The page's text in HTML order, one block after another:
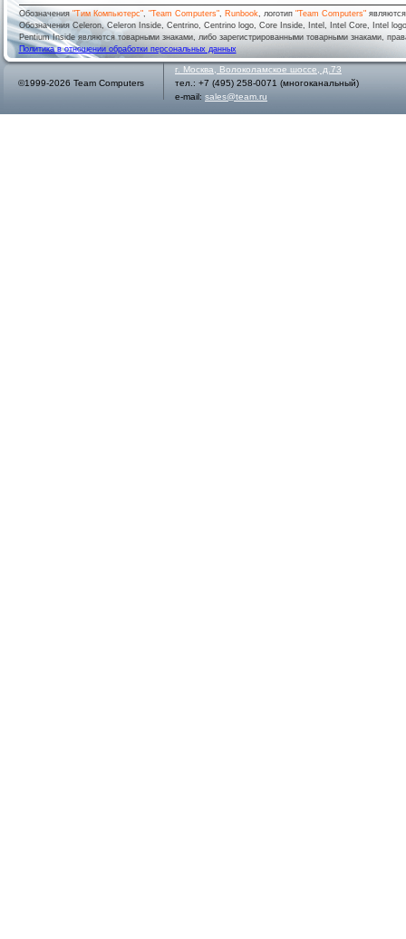
Обозначения"Тим Компьютерс", "Team Computers", Runbook, логотип "Team Computers"
Обозначения Celeron, Celeron Inside, Centrino, Centrino logo, Core Inside, Intel, Intel Core, Intel
Pentium Inside являются товарными знаками, либо зарегистрированными товарными знаками,
Политика в отношении обработки персональных данных
©1999-2026 Team Computers
г. Москва
Волоколамское шоссе, д.73
тел.: +7 (495) 258-0071 (многоканальный)
e-mail: sales@team.ru